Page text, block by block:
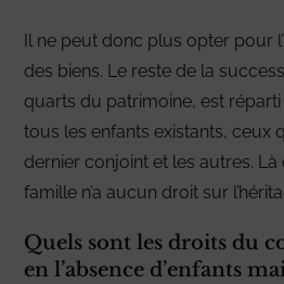
Il ne peut donc plus opter pour
des biens. Le reste de la
quarts du patrimoine, est
tous les enfants existants, ceux
dernier conjoint et les autres.
famille n’a aucun droit sur
Quels sont les droits du
en l’absence d’enfants